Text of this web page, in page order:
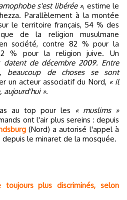
s'est libérée », estime le
Parallèlement à la montée
le territoire français, 54 % des
de la religion musulmane
société, contre 82 % pour la
% pour la religion juive. Un
datent de décembre 2009. Entre
beaucoup de choses se sont
un acteur associatif du Nord, « il
aujourd'hui ».
au top pour les
« muslims »
ont l'air plus sereins : depuis
(Nord) a autorisé l'appel à
depuis le minaret de la mosquée.
toujours plus discriminés, selon